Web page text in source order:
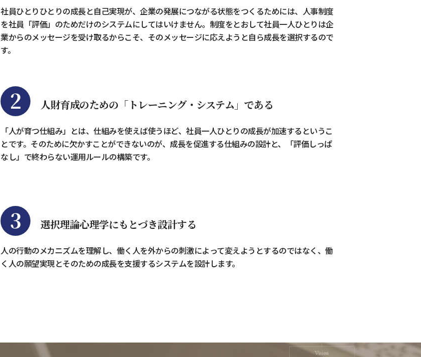
社員ひとりひとりの成長と自己実現が、企業の発展につながる状態をつくるためには、人事制度
を社員「評価」のためだけのシステムにしてはいけません。制度をとおして社員一人ひとりは企
業からのメッセージを受け取るからこそ、そのメッセージに応えようと自ら成長を選択するので
す。
2 人財育成のための「トレーニング・システム」である
「人が育つ仕組み」とは、仕組みを使えば使うほど、社員一人ひとりの成長が加速するというこ
とです。そのために欠かすことができないのが、成長を促進する仕組みの設計と、「評価しっぱ
なし」で終わらない運用ルールの構築です。
3 選択理論心理学にもとづき設計する
人の行動のメカニズムを理解し、働く人を外からの刺激によって変えようとするのではなく、働
く人の願望実現とそのための成長を支援するシステムを設計します。